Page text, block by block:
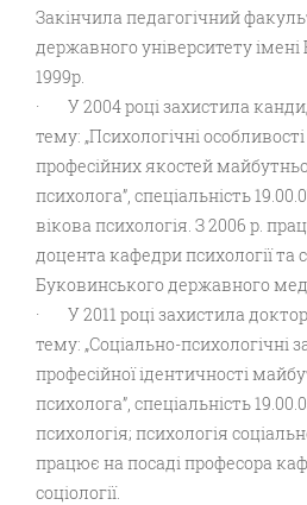
Закінчила педагогічний
державного університету
1999р.
· У 2004 році захистила
тему: „Психологічні
професійних якостей
психолога”, спеціальність
вікова психологія. З 2006 р.
доцента кафедри психології та
Буковинського державного
· У 2011 році захистила
тему: „Соціально-психологічні
професійної ідентичності
психолога”, спеціальність
психологія; психологія
працює на посаді професора
соціології.